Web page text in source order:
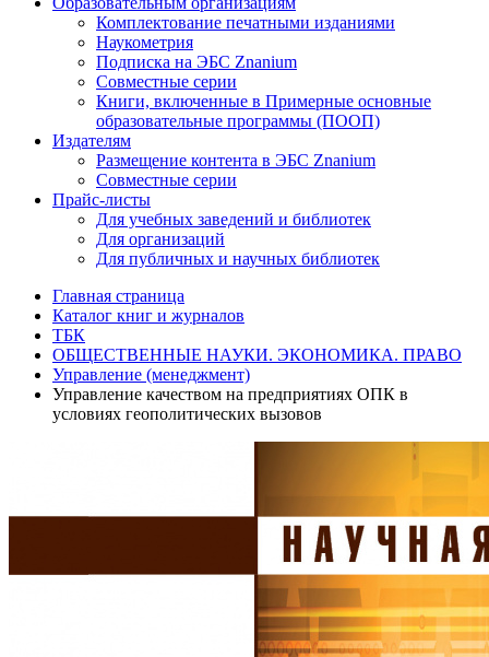
Комплектование печатными изданиями
Наукометрия
Подписка на ЭБС Znanium
Совместные серии
Книги, включенные в Примерные основные
образовательные программы (ПООП)
Издателям
Размещение контента в ЭБС Znanium
Совместные серии
Прайс-листы
Для учебных заведений и библиотек
Для организаций
Для публичных и научных библиотек
Главная страница
Каталог книг и журналов
ТБК
ОБЩЕСТВЕННЫЕ НАУКИ. ЭКОНОМИКА. ПРАВО
Управление (менеджмент)
Управление качеством на предприятиях ОПК в
условиях геополитических вызовов